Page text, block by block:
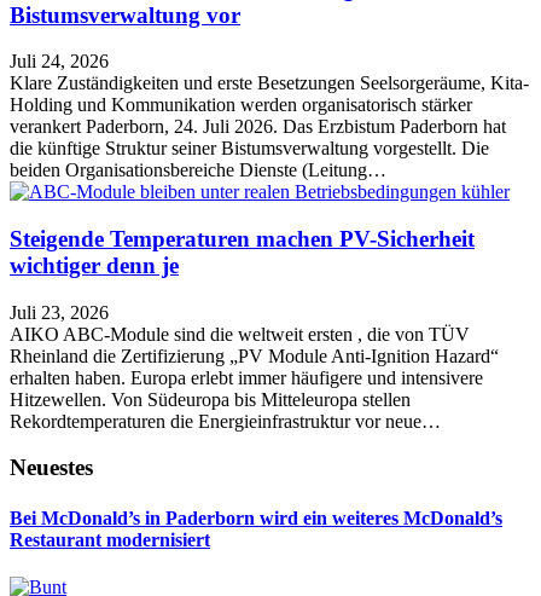
Bistumsverwaltung vor
Juli 24, 2026
Klare Zuständigkeiten und erste Besetzungen Seelsorgeräume, Kita-
Holding und Kommunikation werden organisatorisch stärker
verankert Paderborn, 24. Juli 2026. Das Erzbistum Paderborn hat
die künftige Struktur seiner Bistumsverwaltung vorgestellt. Die
beiden Organisationsbereiche Dienste (Leitung…
Steigende Temperaturen machen PV-Sicherheit
wichtiger denn je
Juli 23, 2026
AIKO ABC-Module sind die weltweit ersten , die von TÜV
Rheinland die Zertifizierung „PV Module Anti-Ignition Hazard“
erhalten haben. Europa erlebt immer häufigere und intensivere
Hitzewellen. Von Südeuropa bis Mitteleuropa stellen
Rekordtemperaturen die Energieinfrastruktur vor neue…
Neuestes
Bei McDonald’s in Paderborn wird ein weiteres McDonald’s
Restaurant modernisiert